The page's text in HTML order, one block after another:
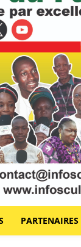
PARTENAIRES